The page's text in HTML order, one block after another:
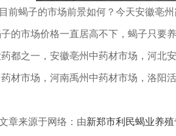
蝎子的市场前景如何？今天安徽亳州
的市场价格一直居高不下，蝎子只要
都之一，安徽亳州中药材市场，河北
材市场，河南禹州中药材市场，洛阳
来源于网络：由新郑市利民蝎业养